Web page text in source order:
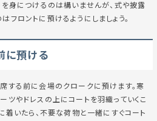
を身につけるのは構いませんが、式や披露
フロントに預けるようにしましょう。
に預ける
する前に会場のクロークに預けます。寒
ツやドレスの上にコートを羽織っていくこ
着いたら、不要な荷物と一緒にすぐコート